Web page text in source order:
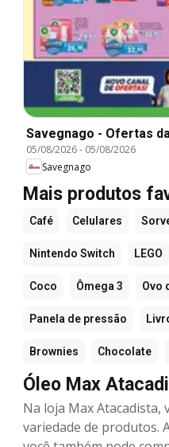
Savegnago - Ofertas
05/08/2026- 05/08/2026
Savegnago
Mais produtos
Café Celulares
Nintendo Switch LEGO
Coco Ômega 3 Ovo
Panela de pressão
Brownies Chocolate
Óleo Max
Na loja Max Atacadista,
variedade de produtos.